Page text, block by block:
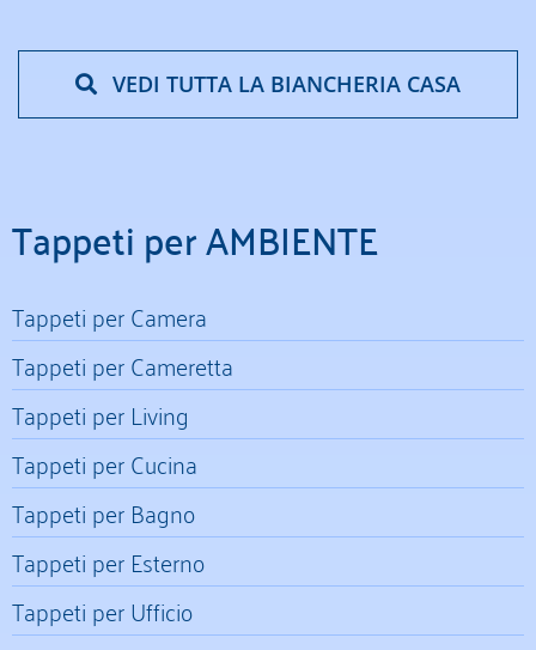
VEDI TUTTA LA BIANCHERIA CASA
Tappeti per AMBIENTE
Tappeti per Camera
Tappeti per Cameretta
Tappeti per Living
Tappeti per Cucina
Tappeti per Bagno
Tappeti per Esterno
Tappeti per Ufficio